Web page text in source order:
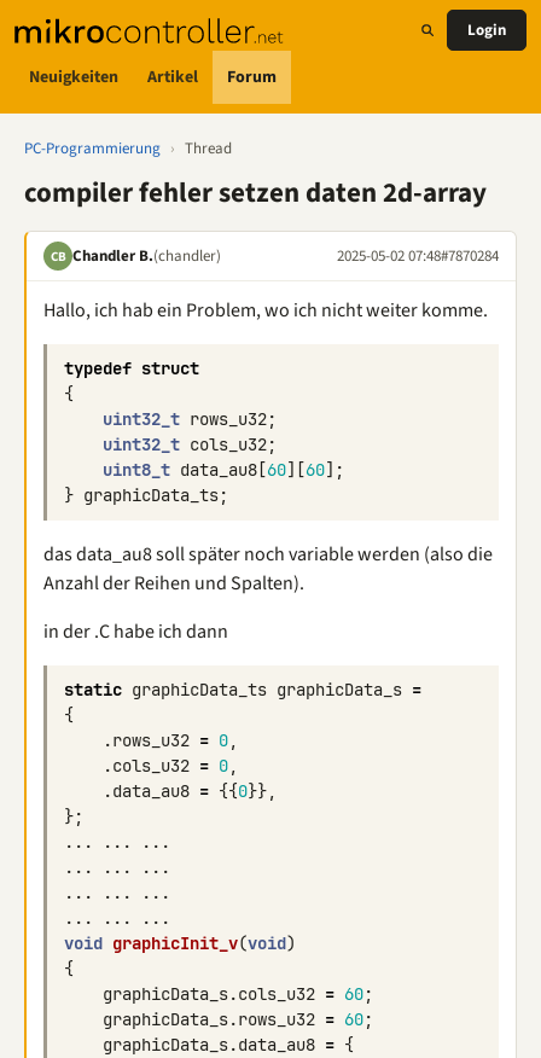
Neuigkeiten Artikel Forum
Login
PC-Programmierung › Thread
compiler fehler setzen daten 2d-array
CB Chandler B.(chandler) 2025-05-02 07:48#7870284
Hallo, ich hab ein Problem, wo ich nicht weiter komme.
typedef struct
{
uint32_t rows_u32;
uint32_t cols_u32;
uint8_t data_au8 [60][60];
} graphicData_ts;
das data_au8 soll später noch variable werden (also die
Anzahl der Reihen und Spalten).
in der .C habe ich dann
static graphicData_ts graphicData_s =
{
.rows_u32 = 0,
.cols_u32 = 0,
.data_au8 = {{0}},
};
...
...
...
...
...
...
...
...
...
...
...
...
void graphicInit_v(void)
{
graphicData_s.cols_u32 = 60;
graphicData_s.rows_u32 = 60;
graphicData_s.data_au8 = {